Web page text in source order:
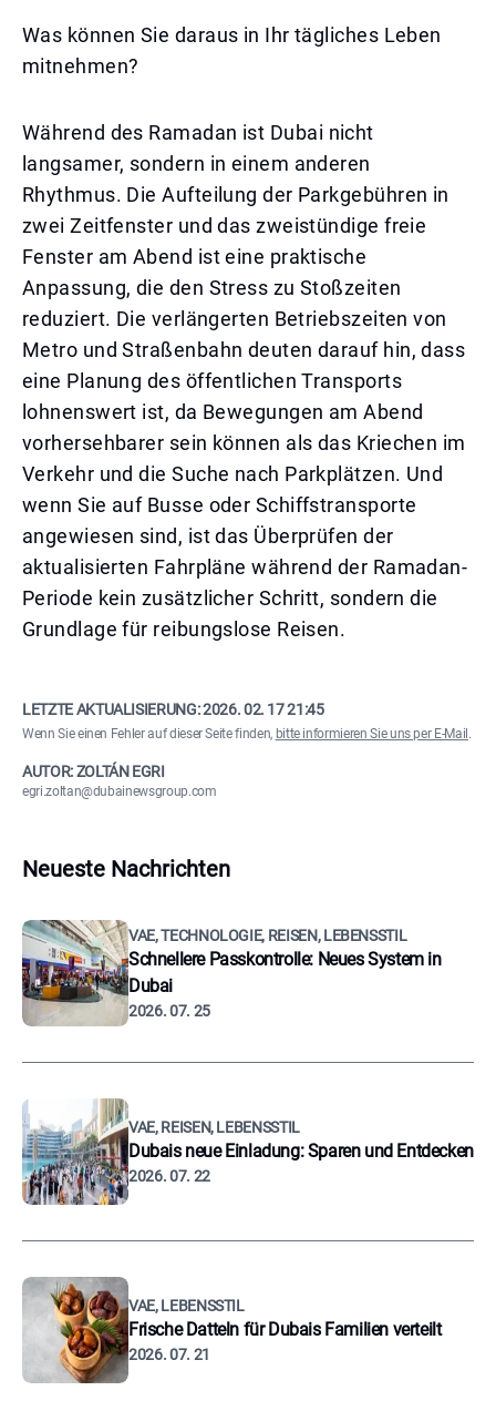
Was können Sie daraus in Ihr tägliches Leben
mitnehmen?
Während des Ramadan ist Dubai nicht
langsamer, sondern in einem anderen
Rhythmus. Die Aufteilung der Parkgebühren in
zwei Zeitfenster und das zweistündige freie
Fenster am Abend ist eine praktische
Anpassung, die den Stress zu Stoßzeiten
reduziert. Die verlängerten Betriebszeiten von
Metro und Straßenbahn deuten darauf hin, dass
eine Planung des öffentlichen Transports
lohnenswert ist, da Bewegungen am Abend
vorhersehbarer sein können als das Kriechen im
Verkehr und die Suche nach Parkplätzen. Und
wenn Sie auf Busse oder Schiffstransporte
angewiesen sind, ist das Überprüfen der
aktualisierten Fahrpläne während der Ramadan-
Periode kein zusätzlicher Schritt, sondern die
Grundlage für reibungslose Reisen.
LETZTE AKTUALISIERUNG:2026. 02. 17 21:45
Wenn Sie einen Fehler auf dieser Seite finden, bitte informieren Sie uns per E-Mail .
AUTOR: ZOLTÁN EGRI
egri.zoltan@dubainewsgroup.com
Neueste Nachrichten
VAE, TECHNOLOGIE, REISEN, LEBENSSTIL
Schnellere Passkontrolle: Neues System in
Dubai
2026. 07. 25
VAE, REISEN, LEBENSSTIL
Dubais neue Einladung: Sparen und Entdecken
2026. 07. 22
VAE, LEBENSSTIL
Frische Datteln für Dubais Familien verteilt
2026. 07. 21